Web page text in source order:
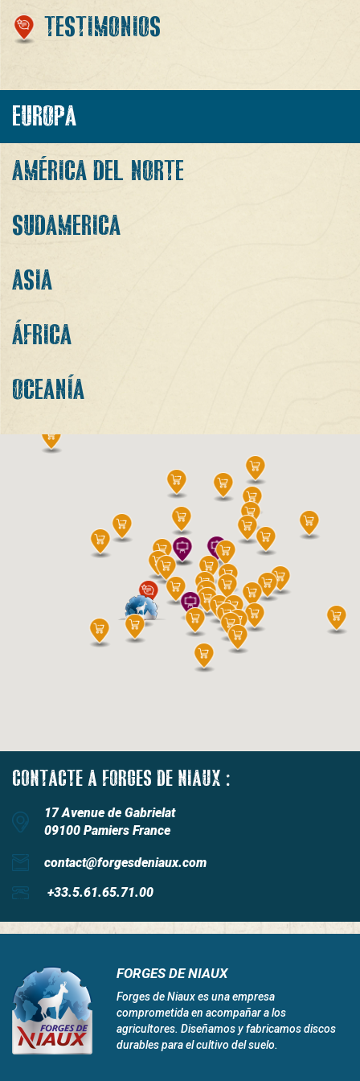
TESTIMONIOS
EUROPA
AMÉRICA DEL NORTE
SUDAMERICA
ASIA
ÁFRICA
OCEANÍA
CONTACTE A FORGES DE NIAUX :
17 Avenue de Gabrielat
09100 Pamiers France
contact@forgesdeniaux.com
+33.5.61.65.71.00
FORGES DE NIAUX
Forges de Niaux es una empresa
comprometida en acompañar a los
agricultores. Diseñamos y fabricamos discos
durables para el cultivo del suelo.